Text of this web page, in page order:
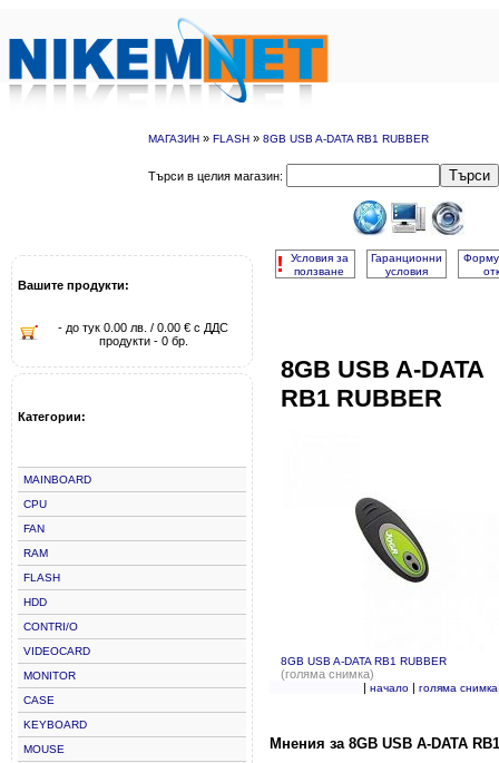
МАГАЗИН » FLASH » 8GB USB A-DATA RB1 RUBBER
Търси в целия магазин: Търси
Вашите продукти:
- до тук 0.00 лв. / 0.00 € с ДДС
продукти - 0 бр.
Категории:
MAINBOARD
CPU
FAN
RAM
FLASH
HDD
CONTRI/O
VIDEOCARD
MONITOR
CASE
KEYBOARD
MOUSE
!
Условия за
ползване
Гаранционни
условия
8GB USB A-DATA
RB1 RUBBER
8GB USB A-DATA RB1 RUBBER
(голяма снимка)
| начало| голяма снимка
Мнения за 8GB USB A-DATA